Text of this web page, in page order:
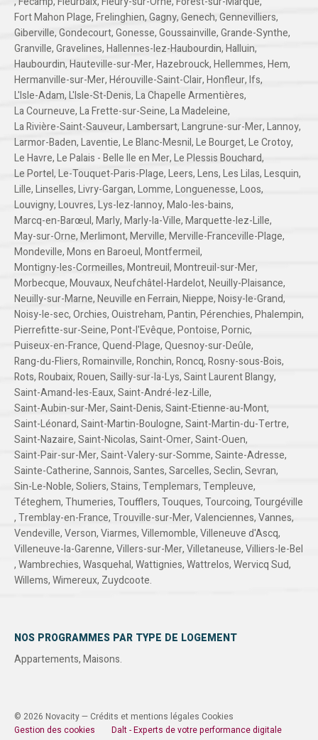
Fort Mahon Plage,Frelinghien,Gagny,Genech,Gennevilliers,
Giberville,Gondecourt,Gonesse,Goussainville,Grande-Synthe,
Granville,Gravelines,Hallennes-lez-Haubourdin,Halluin,
Haubourdin,Hauteville-sur-Mer,Hazebrouck,Hellemmes,Hem,
Hermanville-sur-Mer,Hérouville-Saint-Clair,Honfleur,Ifs,
L'Isle-Adam,L'Isle-St-Denis,La Chapelle Armentières,
La Courneuve,La Frette-sur-Seine,La Madeleine,
La Rivière-Saint-Sauveur,Lambersart,Langrune-sur-Mer,Lannoy,
Larmor-Baden,Laventie,Le Blanc-Mesnil,Le Bourget,Le Crotoy,
Le Havre,Le Palais - Belle Ile en Mer,Le Plessis Bouchard,
Le Portel,Le-Touquet-Paris-Plage,Leers,Lens,Les Lilas,Lesquin,
Lille,Linselles,Livry-Gargan,Lomme,Longuenesse,Loos,
Louvigny,Louvres,Lys-lez-lannoy,Malo-les-bains,
Marcq-en-Barœul,Marly,Marly-la-Ville,Marquette-lez-Lille,
May-sur-Orne,Merlimont,Merville,Merville-Franceville-Plage,
Mondeville,Mons en Baroeul,Montfermeil,
Montigny-les-Cormeilles,Montreuil,Montreuil-sur-Mer,
Morbecque,Mouvaux,Neufchâtel-Hardelot,Neuilly-Plaisance,
Neuilly-sur-Marne,Neuville en Ferrain,Nieppe,Noisy-le-Grand,
Noisy-le-sec,Orchies,Ouistreham,Pantin,Pérenchies,Phalempin,
Pierrefitte-sur-Seine,Pont-l'Evêque,Pontoise,Pornic,
Puiseux-en-France,Quend-Plage,Quesnoy-sur-Deûle,
Rang-du-Fliers,Romainville,Ronchin,Roncq,Rosny-sous-Bois,
Rots,Roubaix,Rouen,Sailly-sur-la-Lys,Saint Laurent Blangy,
Saint-Amand-les-Eaux,Saint-André-lez-Lille,
Saint-Aubin-sur-Mer,Saint-Denis,Saint-Etienne-au-Mont,
Saint-Léonard,Saint-Martin-Boulogne,Saint-Martin-du-Tertre,
Saint-Nazaire,Saint-Nicolas,Saint-Omer,Saint-Ouen,
Saint-Pair-sur-Mer,Saint-Valery-sur-Somme,Sainte-Adresse,
Sainte-Catherine,Sannois,Santes,Sarcelles,Seclin,Sevran,
Sin-Le-Noble,Soliers,Stains,Templemars,Templeuve,
Téteghem,Thumeries,Toufflers,Touques,Tourcoing,Tourgéville
,Tremblay-en-France,Trouville-sur-Mer,Valenciennes,Vannes,
Vendeville,Verson,Viarmes,Villemomble,Villeneuve d'Ascq,
Villeneuve-la-Garenne,Villers-sur-Mer,Villetaneuse,Villiers-le-Bel
,Wambrechies,Wasquehal,Wattignies,Wattrelos,Wervicq Sud,
Willems,Wimereux, Zuydcoote.
NOS PROGRAMMES PAR TYPE DE LOGEMENT
Appartements,Maisons.
© 2026 Novacity — Crédits et mentions légales Cookies
Gestion des cookies
Dalt - Experts de votre performance digitale